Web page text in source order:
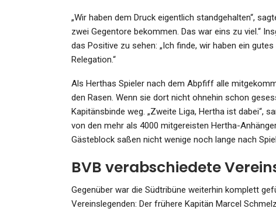
„Wir haben dem Druck eigentlich standgehalten“,
zwei Gegentore bekommen. Das war eins zu viel.“
das Positive zu sehen: „Ich finde, wir haben ein
Relegation.“
Als Herthas Spieler nach dem Abpfiff alle
den Rasen. Wenn sie dort nicht ohnehin schon
Kapitänsbinde weg. „Zweite Liga, Hertha ist dabei“,
von den mehr als 4000 mitgereisten Hertha-
Gästeblock saßen nicht wenige noch lange nach
BVB verabschiedete
Gegenüber war die Südtribüne weiterhin komplett
Vereinslegenden: Der frühere Kapitän Marcel
Welt Aus Papier: Eine
Werkreihe Von Marion…
Admin Sep 26, 2025